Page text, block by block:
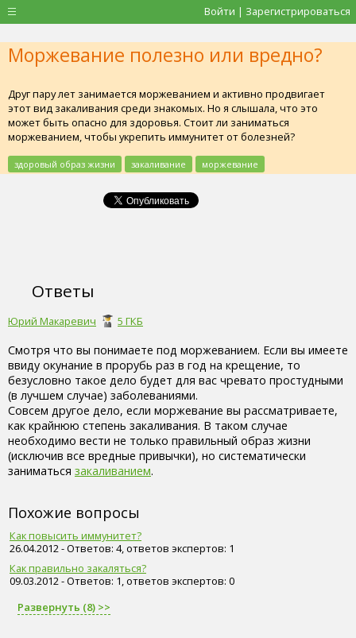
Войти | Зарегистрироваться
Моржевание полезно или вредно?
Друг пару лет занимается моржеванием и активно продвигает
этот вид закаливания среди знакомых. Но я слышала, что это
может быть опасно для здоровья. Стоит ли заниматься
моржеванием, чтобы укрепить иммунитет от болезней?
здоровый образ жизни закаливание моржевание
Ответы
Юрий Макаревич 5 ГКБ
Смотря что вы понимаете под моржеванием. Если вы имеете
ввиду окунание в прорубь раз в год на крещение, то
безусловно такое дело будет для вас чревато простудными
(в лучшем случае) заболеваниями.
Совсем другое дело, если моржевание вы рассматриваете,
как крайнюю степень закаливания. В таком случае
необходимо вести не только правильный образ жизни
(исключив все вредные привычки), но систематически
заниматься закаливанием.
Похожие вопросы
Как повысить иммунитет?
26.04.2012 - Ответов: 4, ответов экспертов: 1
Как правильно закаляться?
09.03.2012 - Ответов: 1, ответов экспертов: 0
Развернуть (8) >>